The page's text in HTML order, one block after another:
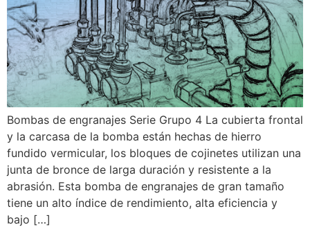
Bombas de engranajes Serie Grupo 4 La cubierta frontal
y la carcasa de la bomba están hechas de hierro
fundido vermicular, los bloques de cojinetes utilizan una
junta de bronce de larga duración y resistente a la
abrasión. Esta bomba de engranajes de gran tamaño
tiene un alto índice de rendimiento, alta eficiencia y
bajo […]